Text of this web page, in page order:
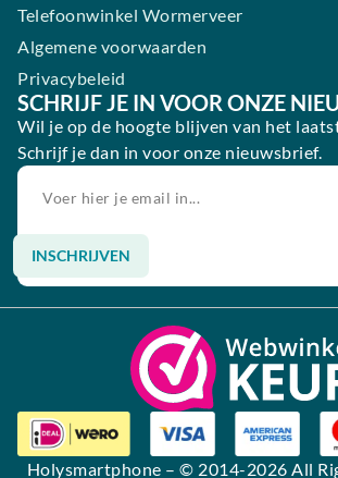
Telefoonwinkel Wormerveer
Algemene voorwaarden
Privacybeleid
SCHRIJF JE IN VOOR ONZE
Wil je op de hoogte blijven van het
Schrijf je dan in voor onze nieuwsbrief.
INSCHRIJVEN
Alternative:
Holysmartphone – © 2014-2026 All